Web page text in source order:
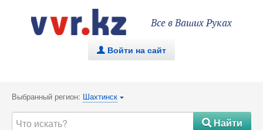
Все в Ваших Руках
. Войти на сайт
Выбранный регион: Шахтинск {
#Найти